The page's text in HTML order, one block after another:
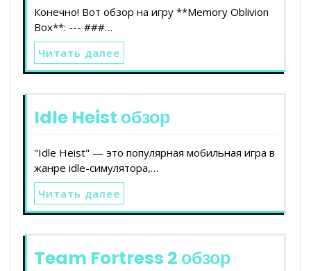
Конечно! Вот обзор на игру **Memory Oblivion
Box**: --- ###…
Читать далее
Idle Heist обзор
"Idle Heist" — это популярная мобильная игра в
жанре idle-симулятора,…
Читать далее
Team Fortress 2 обзор